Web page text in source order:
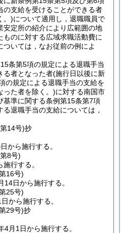
の支給を受けることができる者
。)について適用し，退職職員で
安定所の紹介により広範囲の地
のに対する広域求職活動費に
いては，なお従前の例によ
条第5項の規定による退職手当
る者となった者(施行日以後に新
の規定による退職手当の支給を
った者を除く。)に対する南国市
基準に関する条例第15条第7項
退職手当の支給については，
14号)抄
から施行する。
8号)
行する。
16号)
14日から施行する。
25号)
から施行する。
29号)抄
4月1日から施行する。